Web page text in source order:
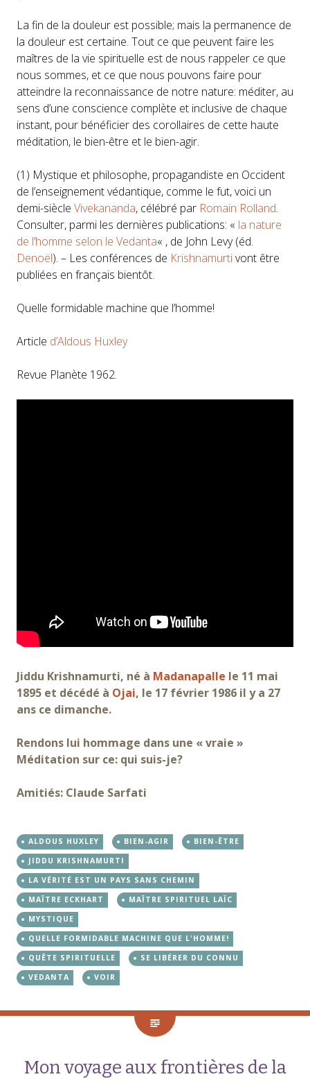
La fin de la douleur est possible; mais la permanence de
la douleur est certaine. Tout ce que peuvent faire les
maîtres de la vie spirituelle est de nous rappeler ce que
nous sommes, et ce que nous pouvons faire pour
atteindre la reconnaissance de notre nature: méditer, au
sens d’une conscience complète et inclusive de chaque
instant, pour bénéficier des corollaires de cette haute
méditation, le bien-être et le bien-agir.
(1) Mystique et philosophe, propagandiste en Occident
de l’enseignement védantique, comme le fut, voici un
demi-siècle Vivekananda, célébré par Romain Rolland.
Consulter, parmi les dernières publications: « la nature
de l’homme selon le Vedanta« , de John Levy (éd.
Denoël). – Les conférences de Krishnamurtivont être
publiées en français bientôt.
Quelle formidable machine que l’homme!
Article d’Aldous Huxley
Revue Planète 1962.
Jiddu Krishnamurti, né à Madanapalle le 11 mai
1895 et décédé à Ojai, le 17 février 1986 il y a 27
ans ce dimanche.
Rendons lui hommage dans une « vraie »
Méditation sur ce: qui suis-je?
Amitiés: Claude Sarfati
ALDOUS HUXLEY BIEN-AGIR
BIEN-ÊTRE
JIDDU KRISHNAMURTI
LA VÉRITÉ EST UN PAYS SANS CHEMIN
MAÎTRE ECKHART
MAÎTRE SPIRITUEL LAÏC
MYSTIQUE
QUELLE FORMIDABLE MACHINE QUE L'HOMME!
QUÊTE SPIRITUELLE
SE LIBÉRER DU CONNU
VEDANTA
VOIR
Mon voyage aux frontières de la